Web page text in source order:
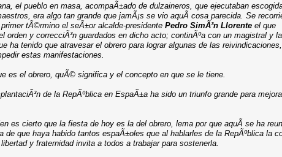
el pueblo en masa, acompaÃ±ado de dulzaineros, que ejecutaban
era algo tan grande que jamÃ¡s se vio aquÃ­ cosa parecida. Se
tÃ©rmino el seÃ±or alcalde-presidente Pedro SimÃ³n Llorenteel que
y correcciÃ³n guardados en dicho acto; continÃºa con un magistral y
ha tenido que atravesar el obrero para lograr algunas de las
estas manifestaciones.
es el obrero, quÃ© significa y el concepto en que se le tiene.
de la RepÃºblica en EspaÃ±a ha sido un triunfo grande para
es cierto que la fiesta de hoy es la del obrero, lema por que aquÃ­ se ha
que haya habido tantos espaÃ±oles que al hablarles de la RepÃºblica la
y fraternidad invita a todos a trabajar para sostenerla.